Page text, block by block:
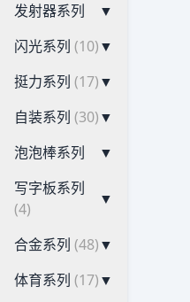
发射器系列
▼
闪光系列 (10)▼
挺力系列 (17)▼
自装系列 (30)▼
泡泡棒系列
▼
写字板系列
(4)
▼
合金系列 (48)▼
体育系列 (17)▼